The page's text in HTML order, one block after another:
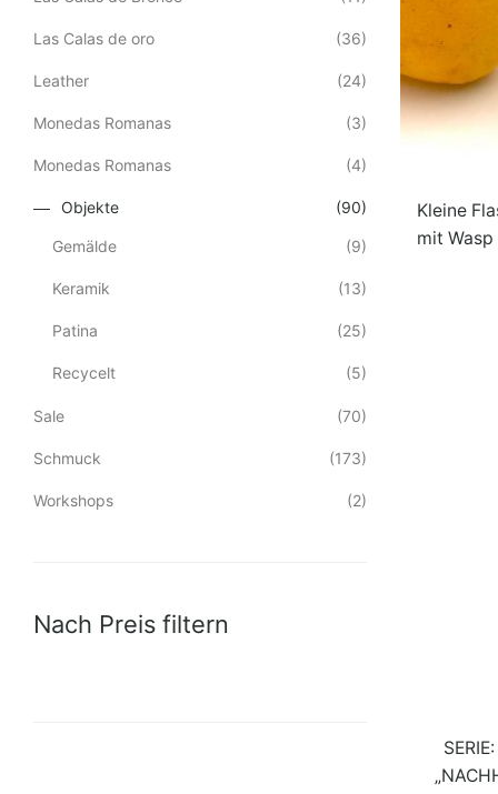
Kleine
mit
Las Calas de oro (36)
Leather (24)
Monedas Romanas (3)
Monedas Romanas (4)
Objekte (90)
Gemälde (9)
Keramik (13)
Patina (25)
Recycelt (5)
Sale (70)
Schmuck (173)
Workshops (2)
Nach Preis filtern